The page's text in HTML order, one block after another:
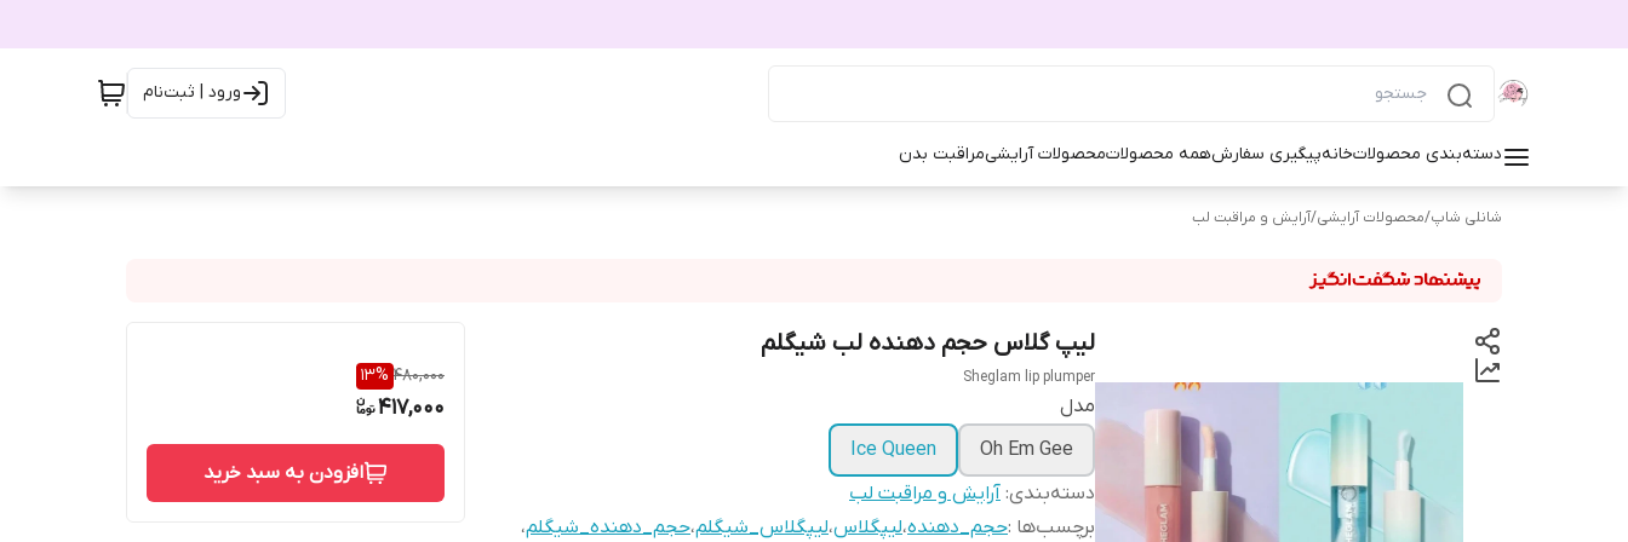
ورود | ثبت‌نام
دسته‌بندی محصولاتخانهپیگیری سفارشهمه محصولاتمحصولات آرایشیمراقبت بدن
شانلی شاپ/محصولات آرایشی/آرایش و مراقبت لب
لیپ گلاس حجم دهنده لب شیگلم
Sheglam lip plumper
مدل
Oh Em Gee
Ice Queen
دسته‌بندی: آرایش و مراقبت لب
برچسب‌ها :حجم_دهنده،لیپگلاس،لیپگلاس_شیگلم،حجم_دهنده_شیگلم،
480,000
13%
417,000
افزودن به سبد خرید